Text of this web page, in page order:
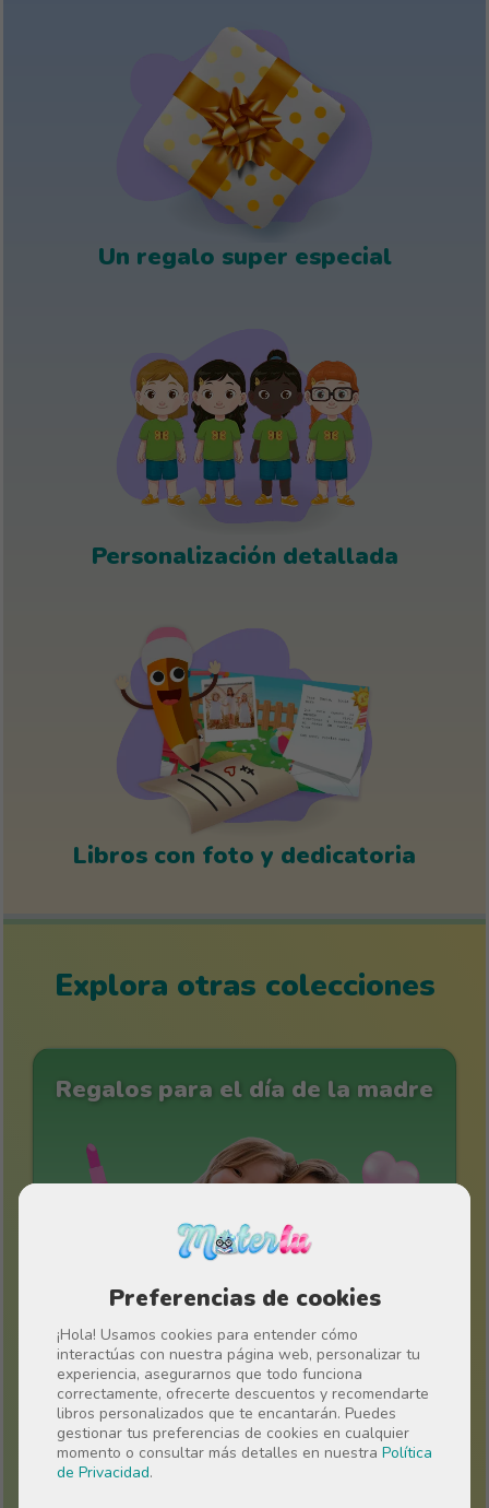
Preferencias de cookies
¡Hola! Usamos cookies para entender cómo
interactúas con nuestra página web, personalizar tu
experiencia, asegurarnos que todo funciona
correctamente, ofrecerte descuentos y recomendarte
libros personalizados que te encantarán. Puedes
gestionar tus preferencias de cookies en cualquier
momento o consultar más detalles en nuestra Política
de Privacidad.
Un regalo super especial
Personalización detallada
Libros con foto y dedicatoria
Explora otras colecciones
Regalos para el día de la madre
Regalos originales para niños